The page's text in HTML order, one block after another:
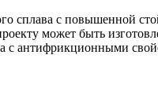
сплава с повышенной
может быть
с антифрикционными